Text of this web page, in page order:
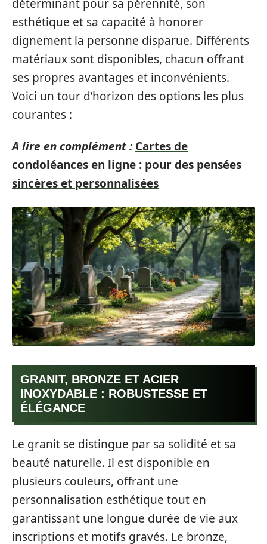
déterminant pour sa pérennité, son
esthétique et sa capacité à honorer
dignement la personne disparue. Différents
matériaux sont disponibles, chacun offrant
ses propres avantages et inconvénients.
Voici un tour d’horizon des options les plus
courantes :
A lire en complément : Cartes de
condoléances en ligne : pour des pensées
sincères et personnalisées
GRANIT, BRONZE ET ACIER
INOXYDABLE : ROBUSTESSE ET
ÉLÉGANCE
Le granit se distingue par sa solidité et sa
beauté naturelle. Il est disponible en
plusieurs couleurs, offrant une
personnalisation esthétique tout en
garantissant une longue durée de vie aux
inscriptions et motifs gravés. Le bronze,